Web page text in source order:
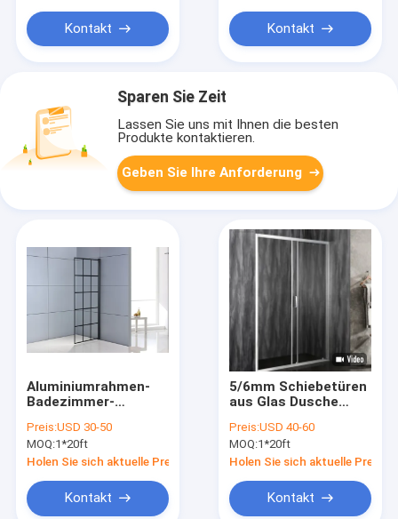
Kontakt Kontakt
Sparen Sie Zeit
Lassen Sie uns mit Ihnen die besten
Produkte kontaktieren.
Geben Sie Ihre Anforderung
Aluminiumrahmen-
Badezimmer-
6mm
Preis:USD 30-50
MOQ:1*20ft
Holen Sie sich aktuelle Preis
Kontakt
5/6mm Schiebetüren
aus Glas Dusche
Größe Gehärtetes
Glas
Aluminiumrahmen
Preis:USD 40-60
MOQ:1*20ft
Holen Sie sich aktuelle Preis
Kontakt